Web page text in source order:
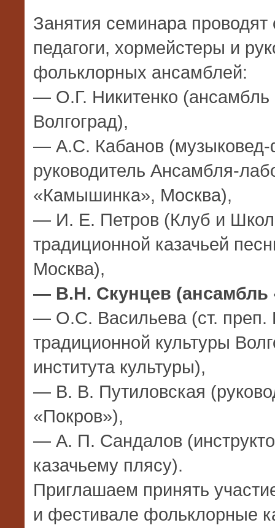
Занятия семинара
педагоги, хормейстеры и
фольклорных ансамблей:
— О.Г. Никитенко (ансамбль
Волгоград),
— А.С. Кабанов (музыковед-
руководитель Ансамбля-
«Камышинка», Москва),
— И. Е. Петров (Клуб и
традиционной казачьей
Москва),
— В.Н. Скунцев (ансамбль
— О.С. Васильева (ст.
традиционной культуры
института культуры),
— В. В. Путиловская
«Покров»),
— А. П. Сандалов
казачьему плясу).
Приглашаем принять
и фестивале фольклорные